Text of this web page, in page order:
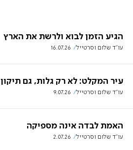
הגיע הזמן לבוא ולרשת את הארץ
עו"ד שלום וסרטייל 16.07.26
עיר המקלט: לא רק גלות, גם תיקון
עו"ד שלום וסרטייל 9.07.26
האמת לבדה אינה מספיקה
עו"ד שלום וסרטייל 2.07.26